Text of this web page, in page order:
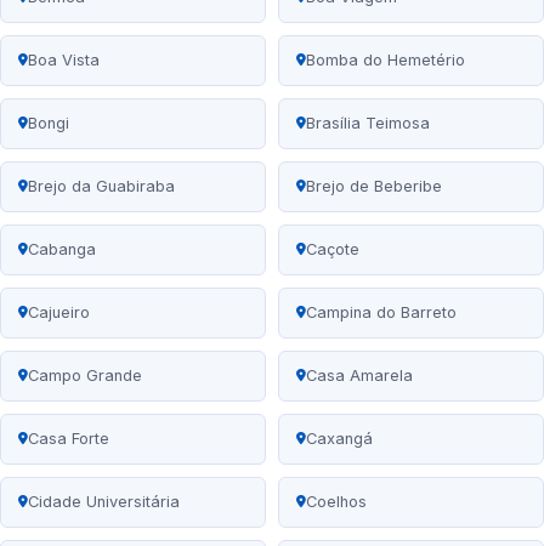
Boa Vista Bomba do Hemetério
Bongi Brasília Teimosa
Brejo da Guabiraba Brejo de Beberibe
Cabanga Caçote
Cajueiro Campina do Barreto
Campo Grande Casa Amarela
Casa Forte Caxangá
Cidade Universitária Coelhos